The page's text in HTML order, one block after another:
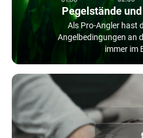
Pegelstände
Als Pro-Angler hast
Angelbedingungen an
immer im